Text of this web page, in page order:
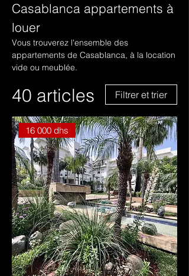
Casablanca appartements à
louer
Vous trouverez l'ensemble des
appartements de Casablanca, à la location
vide ou meublée.
40 articles Filtrer et trier
16 000 dhs